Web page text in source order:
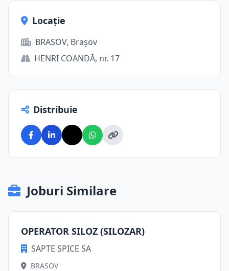
Locație
BRASOV, Brașov
HENRI COANDĂ, nr. 17
Distribuie
Joburi Similare
OPERATOR SILOZ (SILOZAR)
SAPTE SPICE SA
BRASOV